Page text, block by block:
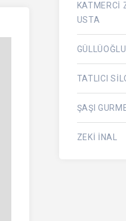
KATMERCİ
USTA
GÜLLÜOĞLU
TATLICI
ŞAŞI
ZEKİ İNAL